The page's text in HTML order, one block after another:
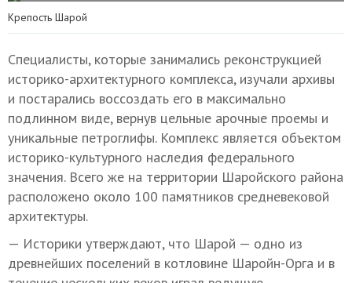
Крепость Шарой
Специалисты, которые занимались реконструкцией
историко-архитектурного комплекса, изучали архивы
и постарались воссоздать его в максимально
подлинном виде, вернув цельные арочные проемы и
уникальные петроглифы. Комплекс является объектом
историко-культурного наследия федерального
значения. Всего же на территории Шаройского района
расположено около 100 памятников средневековой
архитектуры.
— Историки утверждают, что Шарой — одно из
древнейших поселений в котловине Шаройн-Орга и в